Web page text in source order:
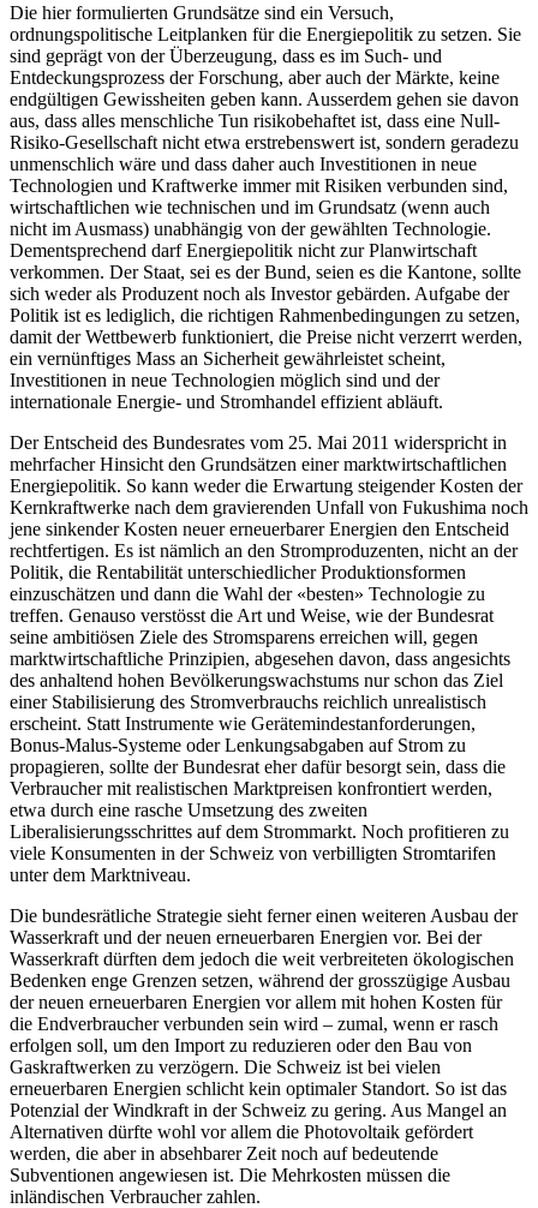
Die hier formulierten Grundsätze sind ein Versuch,
ordnungspolitische Leitplanken für die Energiepolitik zu setzen. Sie
sind geprägt von der Überzeugung, dass es im Such- und
Entdeckungsprozess der Forschung, aber auch der Märkte, keine
endgültigen Gewissheiten geben kann. Ausserdem gehen sie davon
aus, dass alles menschliche Tun risikobehaftet ist, dass eine Null-
Risiko-Gesellschaft nicht etwa erstrebenswert ist, sondern geradezu
unmenschlich wäre und dass daher auch Investitionen in neue
Technologien und Kraftwerke immer mit Risiken verbunden sind,
wirtschaftlichen wie technischen und im Grundsatz (wenn auch
nicht im Ausmass) unabhängig von der gewählten Technologie.
Dementsprechend darf Energiepolitik nicht zur Planwirtschaft
verkommen. Der Staat, sei es der Bund, seien es die Kantone, sollte
sich weder als Produzent noch als Investor gebärden. Aufgabe der
Politik ist es lediglich, die richtigen Rahmenbedingungen zu setzen,
damit der Wettbewerb funktioniert, die Preise nicht verzerrt werden,
ein vernünftiges Mass an Sicherheit gewährleistet scheint,
Investitionen in neue Technologien möglich sind und der
internationale Energie- und Stromhandel effizient abläuft.
Der Entscheid des Bundesrates vom 25. Mai 2011 widerspricht in
mehrfacher Hinsicht den Grundsätzen einer marktwirtschaftlichen
Energiepolitik. So kann weder die Erwartung steigender Kosten der
Kernkraftwerke nach dem gravierenden Unfall von Fukushima noch
jene sinkender Kosten neuer erneuerbarer Energien den Entscheid
rechtfertigen. Es ist nämlich an den Stromproduzenten, nicht an der
Politik, die Rentabilität unterschiedlicher Produktionsformen
einzuschätzen und dann die Wahl der «besten» Technologie zu
treffen. Genauso verstösst die Art und Weise, wie der Bundesrat
seine ambitiösen Ziele des Stromsparens erreichen will, gegen
marktwirtschaftliche Prinzipien, abgesehen davon, dass angesichts
des anhaltend hohen Bevölkerungswachstums nur schon das Ziel
einer Stabilisierung des Stromverbrauchs reichlich unrealistisch
erscheint. Statt Instrumente wie Gerätemindestanforderungen,
Bonus-Malus-Systeme oder Lenkungsabgaben auf Strom zu
propagieren, sollte der Bundesrat eher dafür besorgt sein, dass die
Verbraucher mit realistischen Marktpreisen konfrontiert werden,
etwa durch eine rasche Umsetzung des zweiten
Liberalisierungsschrittes auf dem Strommarkt. Noch profitieren zu
viele Konsumenten in der Schweiz von verbilligten Stromtarifen
unter dem Marktniveau.
Die bundesrätliche Strategie sieht ferner einen weiteren Ausbau der
Wasserkraft und der neuen erneuerbaren Energien vor. Bei der
Wasserkraft dürften dem jedoch die weit verbreiteten ökologischen
Bedenken enge Grenzen setzen, während der grosszügige Ausbau
der neuen erneuerbaren Energien vor allem mit hohen Kosten für
die Endverbraucher verbunden sein wird – zumal, wenn er rasch
erfolgen soll, um den Import zu reduzieren oder den Bau von
Gaskraftwerken zu verzögern. Die Schweiz ist bei vielen
erneuerbaren Energien schlicht kein optimaler Standort. So ist das
Potenzial der Windkraft in der Schweiz zu gering. Aus Mangel an
Alternativen dürfte wohl vor allem die Photovoltaik gefördert
werden, die aber in absehbarer Zeit noch auf bedeutende
Subventionen angewiesen ist. Die Mehrkosten müssen die
inländischen Verbraucher zahlen.